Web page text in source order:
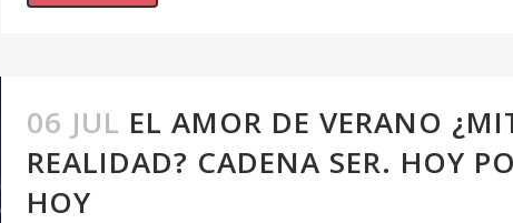
06 JUL EL AMOR DE VERANO
REALIDAD? CADENA SER. HOY
HOY